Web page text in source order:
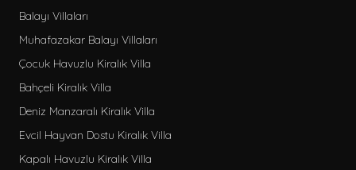
Balayı Villaları
Muhafazakar Balayı Villaları
Çocuk Havuzlu Kiralık Villa
Bahçeli Kiralık Villa
Deniz Manzaralı Kiralık Villa
Evcil Hayvan Dostu Kiralık Villa
Kapalı Havuzlu Kiralık Villa